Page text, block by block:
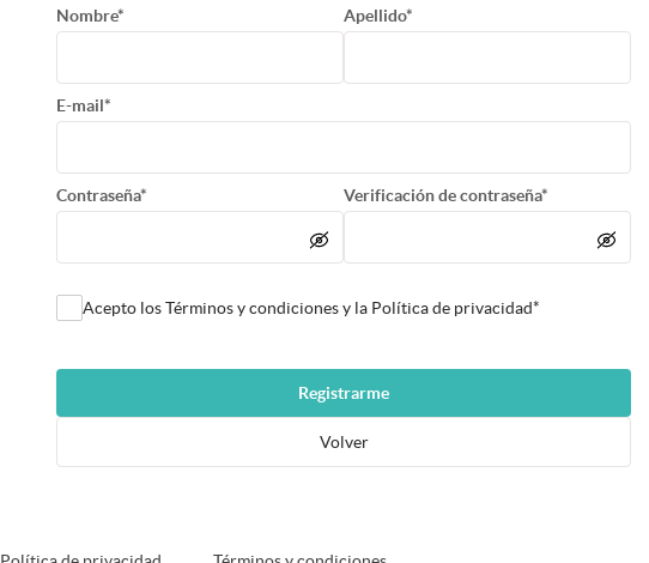
Nombre* Apellido*
E-mail*
Contraseña* Verificación de contraseña*
Acepto los Términos y condiciones y la Política de privacidad*
Registrarme
Volver